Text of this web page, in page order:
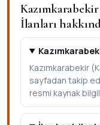
İlanları
Kazımkarabekir
sayfadan takip
resmi kaynak